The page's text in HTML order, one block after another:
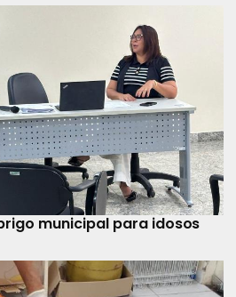
municipal para idosos